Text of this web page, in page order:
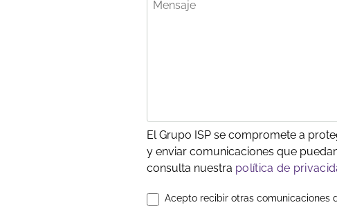
El Grupo ISP se compromete a
y enviar comunicaciones que
consulta nuestra política de
Acepto recibir otras comunicaciones